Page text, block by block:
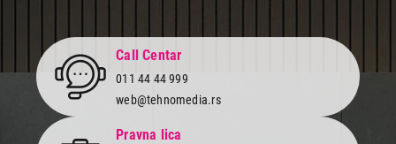
Call Centar
011 44 44 999
web@tehnomedia.rs
Pravna lica